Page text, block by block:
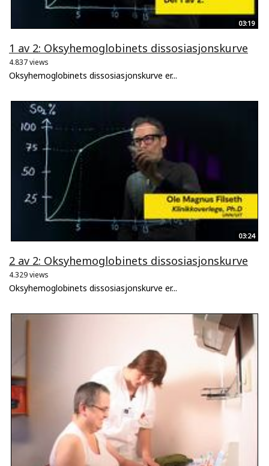
03:19
1 av 2: Oksyhemoglobinets dissosiasjonskurve
4.837 views
Oksyhemoglobinets dissosiasjonskurve er...
03:24
2 av 2: Oksyhemoglobinets dissosiasjonskurve
4.329 views
Oksyhemoglobinets dissosiasjonskurve er...